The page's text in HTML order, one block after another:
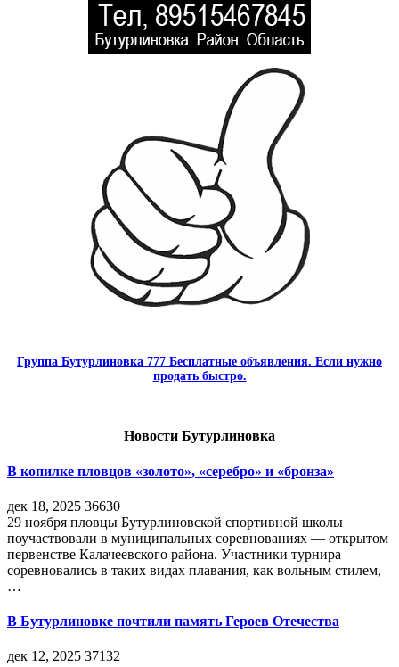
Группа Бутурлиновка 777 Бесплатные объявления. Если нужно
продать быстро.
Новости Бутурлиновка
В копилке пловцов «золото», «серебро» и «бронза»
дек 18, 2025 36630
29 ноября пловцы Бутурлиновской спортивной школы
поучаствовали в муниципальных соревнованиях — открытом
первенстве Калачеевского района. Участники турнира
соревновались в таких видах плавания, как вольным стилем,
…
В Бутурлиновке почтили память Героев Отечества
дек 12, 2025 37132